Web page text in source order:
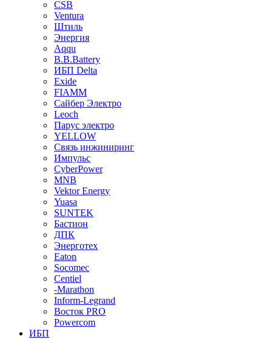
CSB
Ventura
Штиль
Энергия
Aqqu
B.B.Bаttery
ИБП Delta
Exide
FIAMM
Сайбер Электро
Leoch
Парус электро
YELLOW
Связь инжиниринг
Импульс
CyberPower
MNB
Vektor Energy
Yuasa
SUNTEK
Бастион
ДПК
Энерготех
Eaton
Socomec
Centiel
-Marathon
Inform-Legrand
Восток PRO
Powercom
ИБП